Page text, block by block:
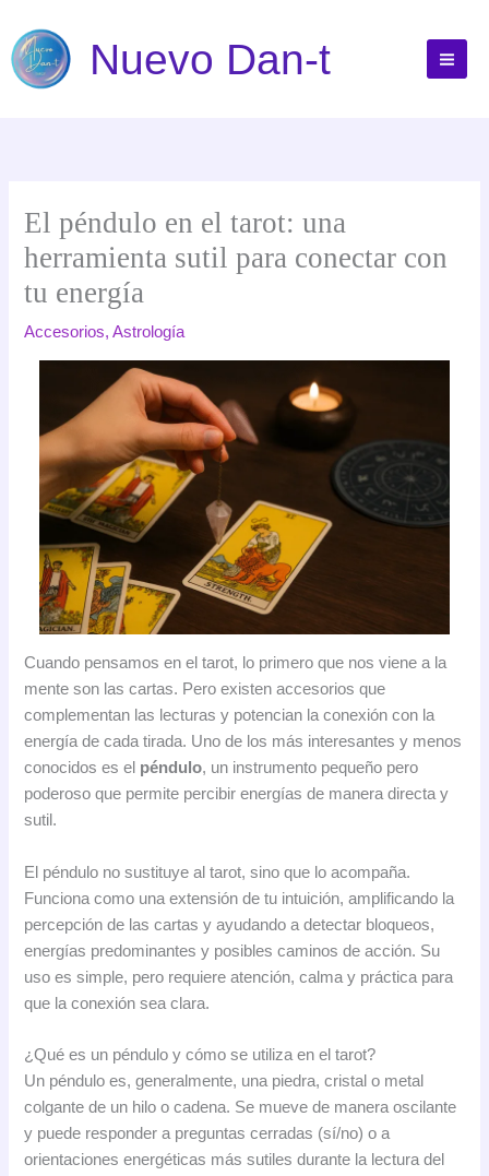
contenido
Nuevo Dan-t
El péndulo en el tarot: una
herramienta sutil para conectar con
tu energía
Accesorios,Astrología
Cuando pensamos en el tarot, lo primero que nos viene a la
mente son las cartas. Pero existen accesorios que
complementan las lecturas y potencian la conexión con la
energía de cada tirada. Uno de los más interesantes y menos
conocidos es el péndulo, un instrumento pequeño pero
poderoso que permite percibir energías de manera directa y
sutil.
El péndulo no sustituye al tarot, sino que lo acompaña.
Funciona como una extensión de tu intuición, amplificando la
percepción de las cartas y ayudando a detectar bloqueos,
energías predominantes y posibles caminos de acción. Su
uso es simple, pero requiere atención, calma y práctica para
que la conexión sea clara.
¿Qué es un péndulo y cómo se utiliza en el tarot?
Un péndulo es, generalmente, una piedra, cristal o metal
colgante de un hilo o cadena. Se mueve de manera oscilante
y puede responder a preguntas cerradas (sí/no) o a
orientaciones energéticas más sutiles durante la lectura del